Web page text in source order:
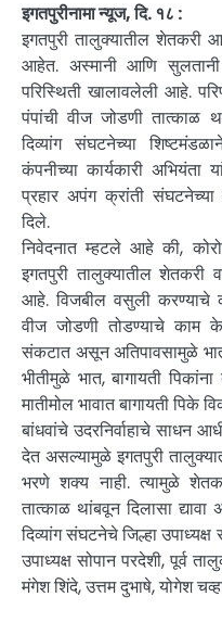
इगतपुरीनामा न्यूज, दि. १८ :
इगतपुरी तालुक्यातील शेतकरी
आहेत. अस्मानी आणि
परिस्थिती खालावलेली आहे.
पंपांची वीज जोडणी तात्काळ
दिव्यांग संघटनेच्या
कंपनीच्या कार्यकारी अभियंता
प्रहार अपंग क्रांती संघटनेच्या
दिले.
निवेदनात म्हटले आहे की,
इगतपुरी तालुक्यातील शेतकरी
आहे. विजबील वसुली
वीज जोडणी तोडण्याचे काम
संकटात असून अतिपावसामुळे भात
भीतीमुळे भात, बागायती
मातीमोल भावात बागायती पिके
बांधवांचे उदरनिर्वाहाचे साधन
देत असल्यामुळे इगतपुरी
भरणे शक्य नाही. त्यामुळे
तात्काळ थांबवून दिलासा
दिव्यांग संघटनेचे जिल्हा
उपाध्यक्ष सोपान परदेशी, पूर्व
मंगेश शिंदे, उत्तम दुभाषे, योगेश